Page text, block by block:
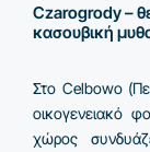
Czarogrody –
κασουβική
Στο Celbowo
οικογενειακό
χώρος